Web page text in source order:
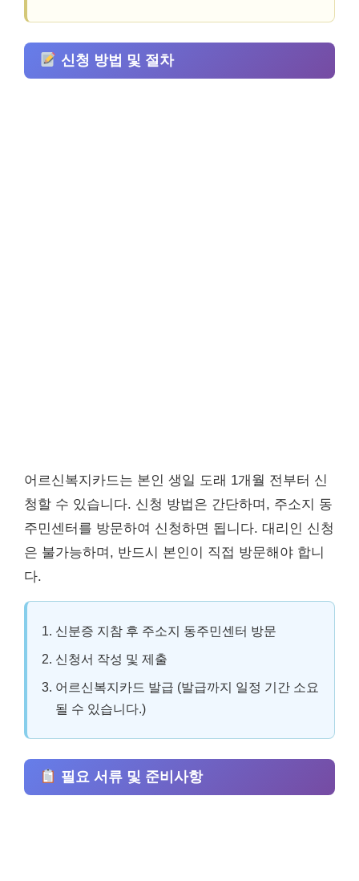
신청 방법 및 절차
어르신복지카드는 본인 생일 도래 1개월 전부터 신
청할 수 있습니다. 신청 방법은 간단하며, 주소지 동
주민센터를 방문하여 신청하면 됩니다. 대리인 신청
은 불가능하며, 반드시 본인이 직접 방문해야 합니
다.
신분증 지참 후 주소지 동주민센터 방문
신청서 작성 및 제출
어르신복지카드 발급 (발급까지 일정 기간 소요
될 수 있습니다.)
필요 서류 및 준비사항